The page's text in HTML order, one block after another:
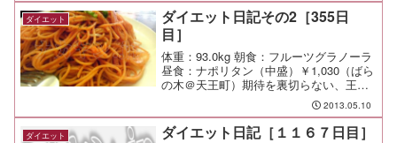
ぞー
ダイエット
ダイエット日記その2［355日
目］
体重：93.0kg 朝食：フルーツグラノーラ
昼食：ナポリタン（中盛）￥1,030（ばら
の木＠天王町）期待を裏切らない、王道
の喫茶店ナポリタン。 旨し。 夕食： 間
食： 運動：Jog-4km/24min メモ：横浜市
緑区の最高地点、高尾山か...
2013.05.10
ダイエット ダイエット日記［１１６７日目］